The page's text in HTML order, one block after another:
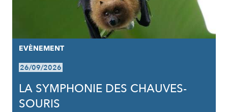
EVÈNEMENT
26/09/2026
LA SYMPHONIE DES CHAUVES-
SOURIS